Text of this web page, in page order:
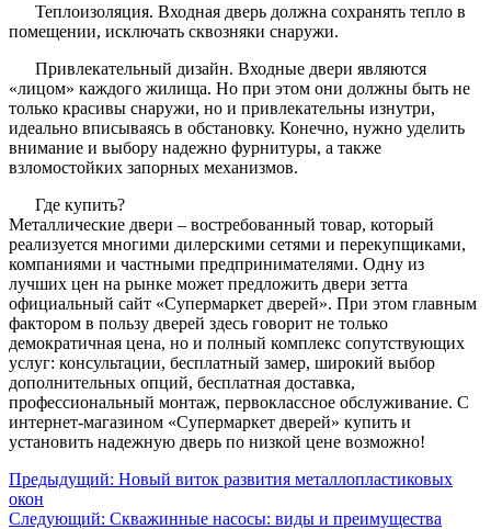
Теплоизоляция. Входная дверь должна сохранять тепло в
помещении, исключать сквозняки снаружи.
Привлекательный дизайн. Входные двери являются
«лицом» каждого жилища. Но при этом они должны быть не
только красивы снаружи, но и привлекательны изнутри,
идеально вписываясь в обстановку. Конечно, нужно уделить
внимание и выбору надежно фурнитуры, а также
взломостойких запорных механизмов.
Где купить?
Металлические двери – востребованный товар, который
реализуется многими дилерскими сетями и перекупщиками,
компаниями и частными предпринимателями. Одну из
лучших цен на рынке может предложить двери зетта
официальный сайт «Супермаркет дверей». При этом главным
фактором в пользу дверей здесь говорит не только
демократичная цена, но и полный комплекс сопутствующих
услуг: консультации, бесплатный замер, широкий выбор
дополнительных опций, бесплатная доставка,
профессиональный монтаж, первоклассное обслуживание. С
интернет-магазином «Супермаркет дверей» купить и
установить надежную дверь по низкой цене возможно!
Предыдущий: Новый виток развития металлопластиковых
окон
Следующий: Скважинные насосы: виды и преимущества